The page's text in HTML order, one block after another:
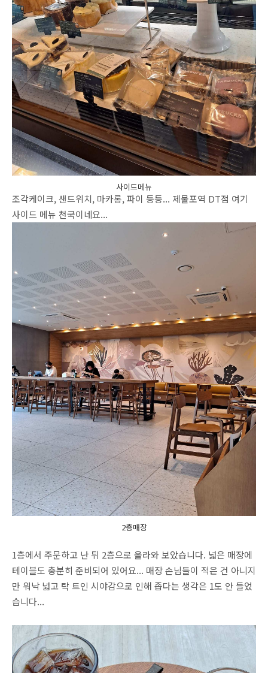
사이드메뉴
조각케이크, 샌드위치, 마카롱, 파이 등등... 제물포역 DT점 여기
사이드 메뉴 천국이네요...
2층매장
1층에서 주문하고 난 뒤 2층으로 올라와 보았습니다. 넓은 매장에
테이블도 충분히 준비되어 있어요... 매장 손님들이 적은 건 아니지
만 워낙 넓고 탁 트인 시야감으로 인해 좁다는 생각은 1도 안 들었
습니다...